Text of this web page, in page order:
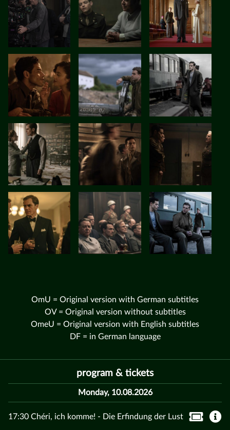
OmU = Original version with German subtitles
OV = Original version without subtitles
OmeU = Original version with English subtitles
DF = in German language
program & tickets
Monday, 10.08.2026
17:30 Chéri, ich komme! - Die Erfindung der Lust